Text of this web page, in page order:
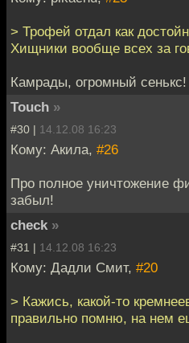
> Трофей отдал как
Хищники вообще всех за
Камрады, огромный сенькс!
Touch »
#30 | 14.12.08 16:23
Кому: Акила, #26
Про полное уничтожение
забыл!
check »
#31 | 14.12.08 16:23
Кому: Дадли Смит, #20
> Кажись, какой-то
правильно помню, на нем